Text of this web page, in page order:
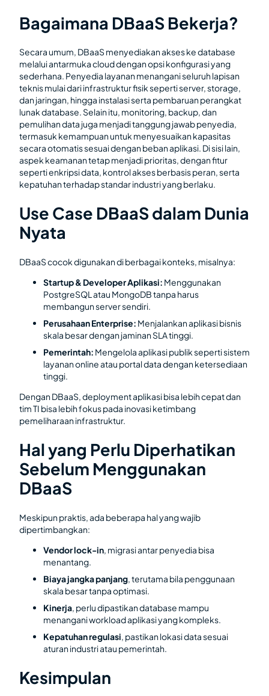
Bagaimana DBaaS Bekerja?
Secara umum, DBaaS menyediakan akses ke database
melalui antarmuka cloud dengan opsi konfigurasi yang
sederhana. Penyedia layanan menangani seluruh lapisan
teknis mulai dari infrastruktur fisik seperti server, storage,
dan jaringan, hingga instalasi serta pembaruan perangkat
lunak database. Selain itu, monitoring, backup, dan
pemulihan data juga menjadi tanggung jawab penyedia,
termasuk kemampuan untuk menyesuaikan kapasitas
secara otomatis sesuai dengan beban aplikasi. Di sisi lain,
aspek keamanan tetap menjadi prioritas, dengan fitur
seperti enkripsi data, kontrol akses berbasis peran, serta
kepatuhan terhadap standar industri yang berlaku.
Use Case DBaaS dalam Dunia
Nyata
DBaaS cocok digunakan di berbagai konteks, misalnya:
Startup & Developer Aplikasi: Menggunakan
PostgreSQL atau MongoDB tanpa harus
membangun server sendiri.
Perusahaan Enterprise: Menjalankan aplikasi bisnis
skala besar dengan jaminan SLA tinggi.
Pemerintah: Mengelola aplikasi publik seperti sistem
layanan online atau portal data dengan ketersediaan
tinggi.
Dengan DBaaS, deployment aplikasi bisa lebih cepat dan
tim TI bisa lebih fokus pada inovasi ketimbang
pemeliharaan infrastruktur.
Hal yang Perlu Diperhatikan
Sebelum Menggunakan
DBaaS
Meskipun praktis, ada beberapa hal yang wajib
dipertimbangkan:
Vendor lock-in, migrasi antar penyedia bisa
menantang.
Biaya jangka panjang, terutama bila penggunaan
skala besar tanpa optimasi.
Kinerja, perlu dipastikan database mampu
menangani workload aplikasi yang kompleks.
Kepatuhan regulasi, pastikan lokasi data sesuai
aturan industri atau pemerintah.
Kesimpulan